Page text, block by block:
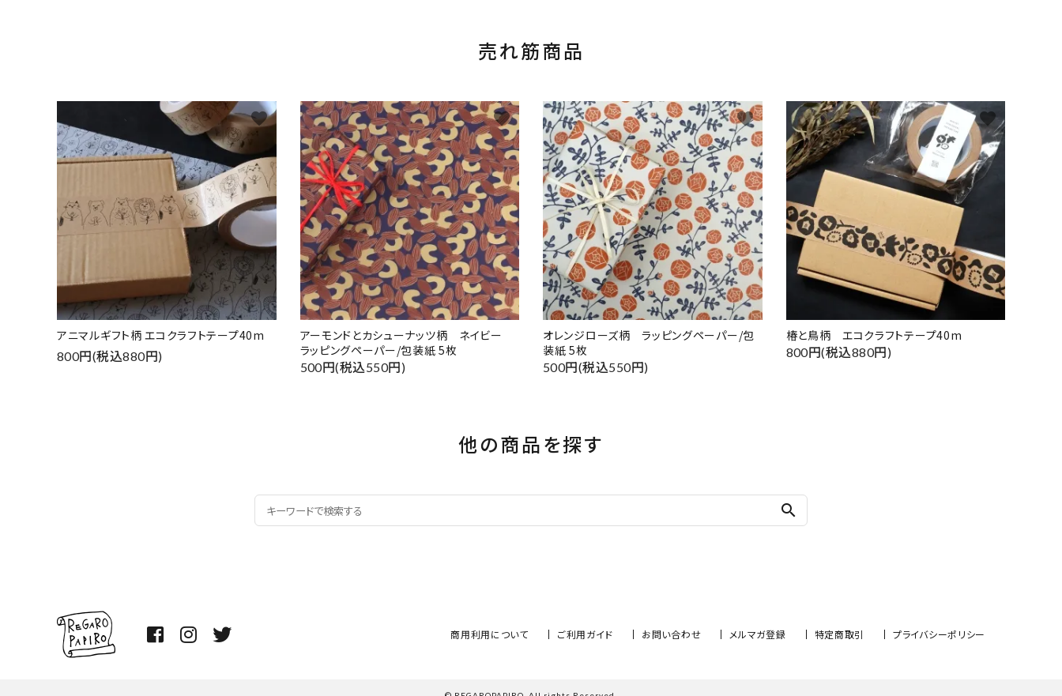
売れ筋商品
アニマルギフト柄 エコクラフトテープ40m
800円(税込880円)
favorite
アーモンドとカシューナッツ柄 ネイビー
ラッピングペーパー/包装紙 5枚
500円(税込550円)
favorite
オレンジローズ柄 ラッピングペーパー/包
装紙 5枚
500円(税込550円)
favorite
椿と鳥柄 エコクラフトテープ40m
800円(税込880円)
favorite
他の商品を探す
search
商用利用について ご利用ガイド お問い合わせ メルマガ登録 特定商取引 プライバシーポリシー